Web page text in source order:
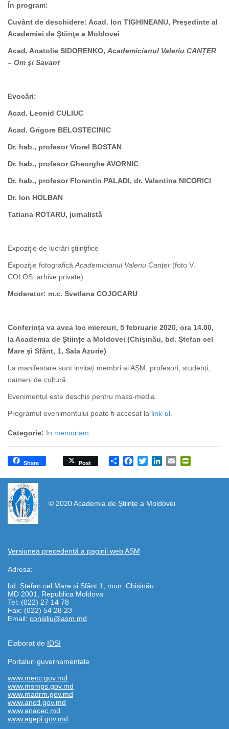
În program:
Cuvânt de deschidere: Acad. Ion TIGHINEANU, Preşedinte al
Academiei de Ştiinţe a Moldovei
Acad. Anatolie SIDORENKO, Academicianul Valeriu CANȚER
– Om şi Savant
Evocări:
Acad. Leonid CULIUC
Acad. Grigore BELOSTECINIC
Dr. hab., profesor Viorel BOSTAN
Dr. hab., profesor Gheorghe AVORNIC
Dr. hab., profesor Florentin PALADI, dr. Valentina NICORICI
Dr. Ion HOLBAN
Tatiana ROTARU, jurnalistă
Expoziţie de lucrări ştiinţifice
Expoziţie fotografică Academicianul Valeriu Canţer (foto V.
COLOS, arhive private)
Moderator: m.c. Svetlana COJOCARU
Conferința va avea loc miercuri, 5 februarie 2020, ora 14.00,
la Academia de Științe a Moldovei (Chişinău, bd. Ştefan cel
Mare şi Sfânt, 1, Sala Azurie)
La manifestare sunt invitați membri ai AȘM, profesori, studenți,
oameni de cultură.
Evenimentul este deschis pentru mass-media.
Programul evenimentului poate fi accesat la link-ul
Categorie: In memoriam
Share
Share Post Facebook
TwitterLinkedIn
Email
© 2020 Academia de Științe a Moldovei
Versiunea precedentă a paginii web AȘM
Adresa:
bd. Ștefan cel Mare și Sfânt 1, mun. Chișinău
MD 2001, Republica Moldova
Tel: (022) 27 14 78
Fax: (022) 54 28 23
Email: consiliu@asm.md
Elaborat de IDSI
https://propletenie.ru/
Portaluri guvernamentale
www.mecc.gov.md
www.msmps.gov.md
www.madrm.gov.md
www.ancd.gov.md
www.anacec.md
www.agepi.gov.md